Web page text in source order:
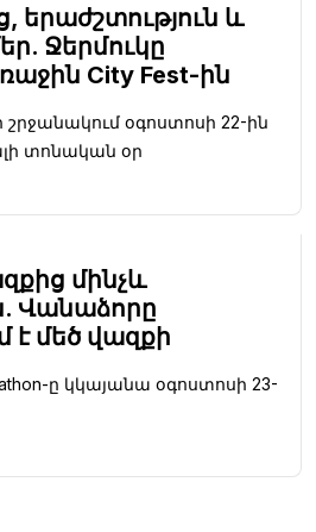
երաժշտություն և
Ջերմուկը
City Fest-ին
շրջանակում օգոստոսի 22-ին
տոնական օր
մինչև
Վանաձորը
մեծ վազքի
ը կկայանա օգոստոսի 23-